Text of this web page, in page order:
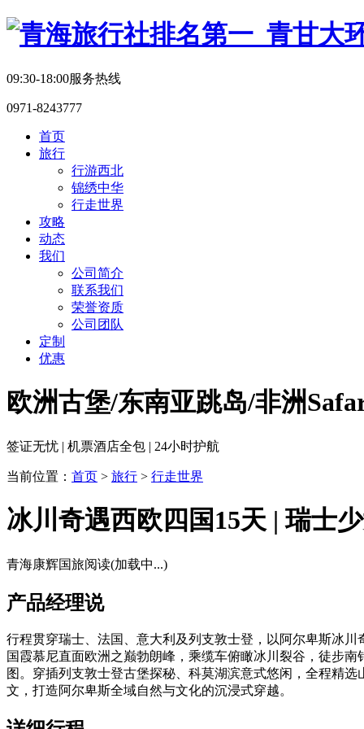
09:30-18:00服务热线
0971-8243777
首页
旅行
行游西北
锦绣中华
行走世界
攻略
动态
我们
公司简介
联系我们
荣誉资质
公司团队
定制
优惠
欧洲古堡/东南亚跳岛/非洲
签证无忧 | 机票酒店全包 | 24小时护航
当前位置： 首页 > 旅行 > 行走世界
冰川奇遇西欧四国15天 | 瑞士
青海康辉国旅阅读(加载中...)
产品经理说
行程贯穿瑞士、法国、意大利及列支敦士登，以阿尔卑斯冰
国霞慕尼直面欧洲之巅勃朗峰，乘缆车俯瞰冰川裂谷，徒步
图。穿插列支敦士登古堡探秘、科莫湖滨意式悠闲，全程精
文，打造阿尔卑斯全域自然与文化的沉浸式穿越。